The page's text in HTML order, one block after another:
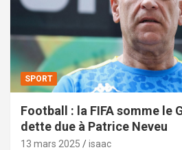
SPORT
Football : la FIFA somme le
dette due à Patrice Neveu
13 mars 2025 isaac